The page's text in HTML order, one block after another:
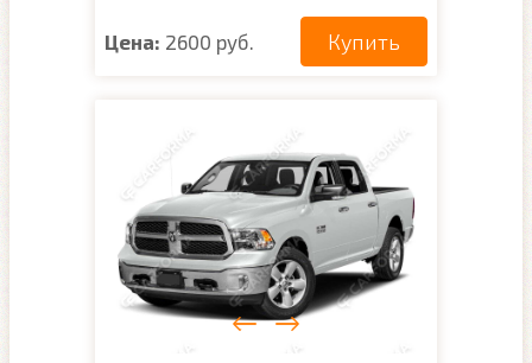
Цена: 2600 руб. Купить